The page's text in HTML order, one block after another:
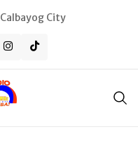
Calbayog City